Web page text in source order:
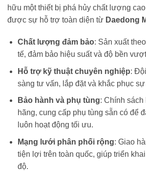
hữu một thiết bị phá hủy chất lượng
được sự hỗ trợ toàn diện từ Daedong
Chất lượng đảm bảo: Sản xuất
tế, đảm bảo hiệu suất và độ bền
Hỗ trợ kỹ thuật chuyên nghiệp:
sàng tư vấn, lắp đặt và khắc phục
Bảo hành và phụ tùng: Chính sách
hãng, cung cấp phụ tùng sẵn có để
luôn hoạt động tối ưu.
Mạng lưới phân phối rộng: Giao
tiện lợi trên toàn quốc, giúp triển
độ.